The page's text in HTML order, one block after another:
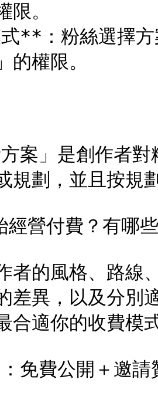
限。
**：粉絲選擇方
的權限。
案」是創作者對
規劃，並且按規
營付費？有哪
者的風格、路線
差異，以及分別
合適你的收費模
免費公開＋邀請